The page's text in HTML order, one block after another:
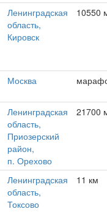
Ленинградская
область,
Кировск
10550
Москва
Ленинградская
область,
Приозерский
район,
п. Орехово
21700
Ленинградская
область,
Токсово
11 км